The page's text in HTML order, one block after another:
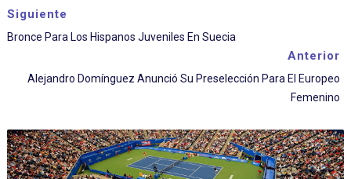
Siguiente
Bronce Para Los Hispanos Juveniles En Suecia
Anterior
Alejandro Domínguez Anunció Su Preselección Para El Europeo
Femenino